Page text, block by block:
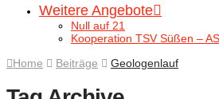
Weitere Angebote
Null auf 21
Kooperation TSV Süßen –
Home
Beiträge Geologenlauf